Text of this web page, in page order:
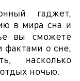
гаджет,
в мира сна и
вы сможете
фактами о сне,
насколько
ночью.